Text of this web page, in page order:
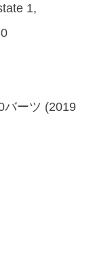
1,
バーツ (2019